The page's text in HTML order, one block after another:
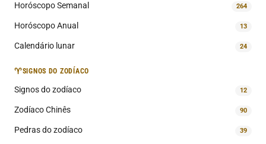
Horóscopo Semanal 264
Horóscopo Anual 13
Calendário lunar 24
♈SIGNOS DO ZODÍACO
Signos do zodíaco 12
Zodíaco Chinês 90
Pedras do zodíaco 39